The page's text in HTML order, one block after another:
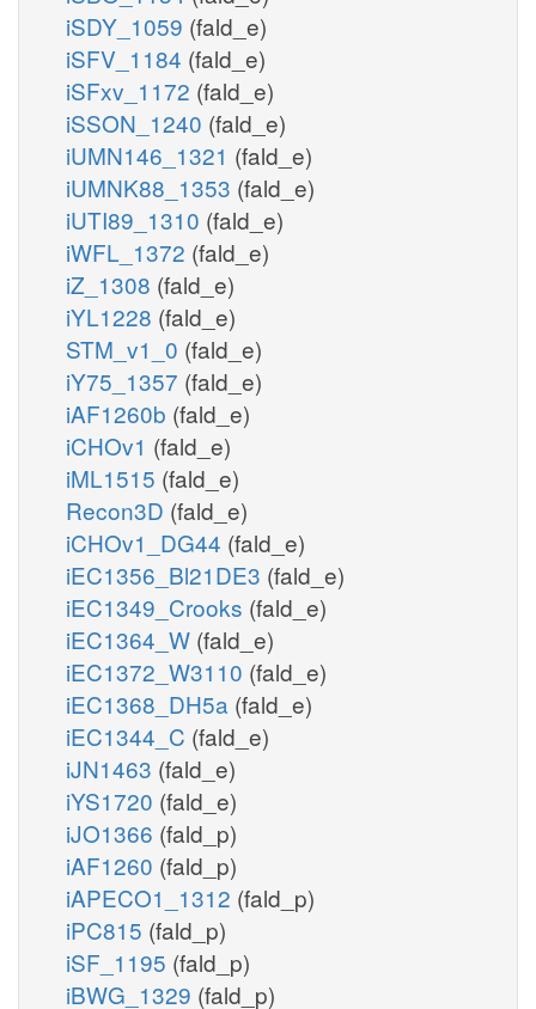
iSDY_1059 (fald_e)
iSFV_1184 (fald_e)
iSFxv_1172 (fald_e)
iSSON_1240 (fald_e)
iUMN146_1321 (fald_e)
iUMNK88_1353 (fald_e)
iUTI89_1310 (fald_e)
iWFL_1372 (fald_e)
iZ_1308 (fald_e)
iYL1228 (fald_e)
STM_v1_0 (fald_e)
iY75_1357 (fald_e)
iAF1260b (fald_e)
iCHOv1 (fald_e)
iML1515 (fald_e)
Recon3D (fald_e)
iCHOv1_DG44 (fald_e)
iEC1356_Bl21DE3 (fald_e)
iEC1349_Crooks (fald_e)
iEC1364_W (fald_e)
iEC1372_W3110 (fald_e)
iEC1368_DH5a (fald_e)
iEC1344_C (fald_e)
iJN1463 (fald_e)
iYS1720 (fald_e)
iJO1366 (fald_p)
iAF1260 (fald_p)
iAPECO1_1312 (fald_p)
iPC815 (fald_p)
iSF_1195 (fald_p)
iBWG_1329 (fald_p)